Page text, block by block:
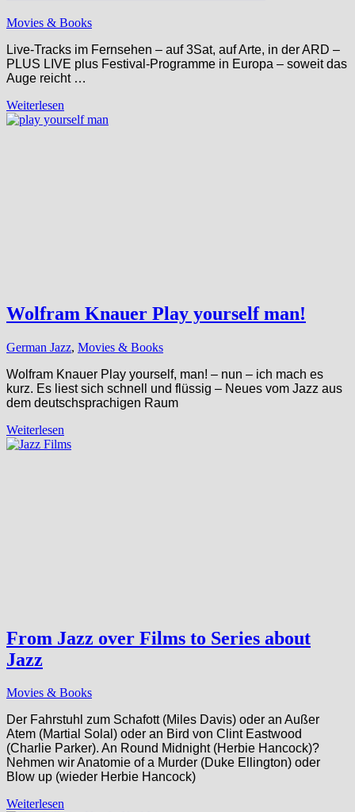
Movies & Books
Live-Tracks im Fernsehen – auf 3Sat, auf Arte, in der ARD –
PLUS LIVE plus Festival-Programme in Europa – soweit das
Auge reicht …
Weiterlesen
Wolfram Knauer Play yourself man!
German Jazz, Movies & Books
Wolfram Knauer Play yourself, man! – nun – ich mach es
kurz. Es liest sich schnell und flüssig – Neues vom Jazz aus
dem deutschsprachigen Raum
Weiterlesen
From Jazz over Films to Series about
Jazz
Movies & Books
Der Fahrstuhl zum Schafott (Miles Davis) oder an Außer
Atem (Martial Solal) oder an Bird von Clint Eastwood
(Charlie Parker). An Round Midnight (Herbie Hancock)?
Nehmen wir Anatomie of a Murder (Duke Ellington) oder
Blow up (wieder Herbie Hancock)
Weiterlesen